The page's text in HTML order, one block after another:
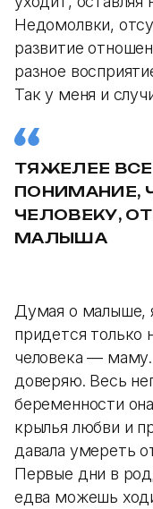
Недомолвки,
развитие
разное
Так у меня и
ТЯЖЕЛЕЕ
ПОНИМАНИЕ,
ЧЕЛОВЕКУ,
МАЛЫША
Думая о малыше,
придется только
человека —
доверяю. Весь
беременности
крылья любви и
давала умереть
Первые дни в
едва можешь